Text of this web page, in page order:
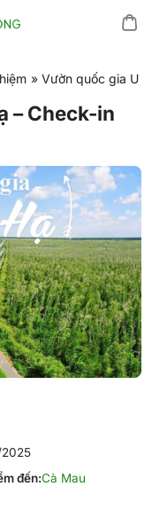
» Vườn quốc gia U
– Check-in
đến:Cà Mau